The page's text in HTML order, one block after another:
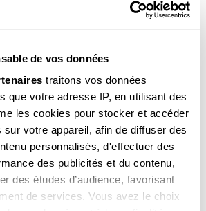
de vos données
traitons vos données
que votre adresse IP, en utilisant des
les cookies pour stocker et accéder
sur votre appareil, afin de diffuser des
personnalisés, d'effectuer des
des publicités et du contenu,
des études d’audience, favorisant
de services. Vous avez le choix